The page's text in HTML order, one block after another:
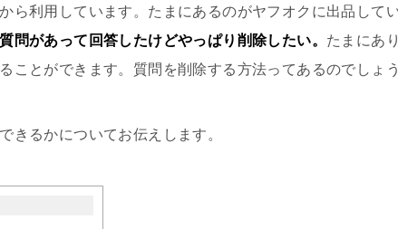
ら利用しています。たまにあるのがヤフオクに出品して
問があって回答したけどやっぱり削除したい。 たまにあ
ことができます。質問を削除する方法ってあるのでしょ
きるかについてお伝えします。